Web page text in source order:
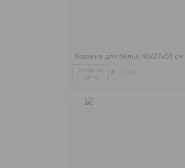
₽ -35%
Корзина для белья 46х27х53 см